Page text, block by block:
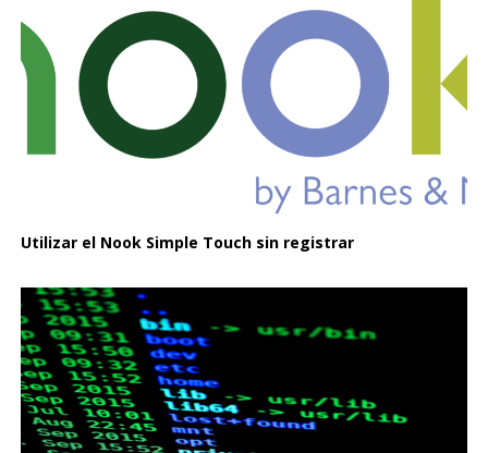
Utilizar el Nook Simple Touch sin registrar